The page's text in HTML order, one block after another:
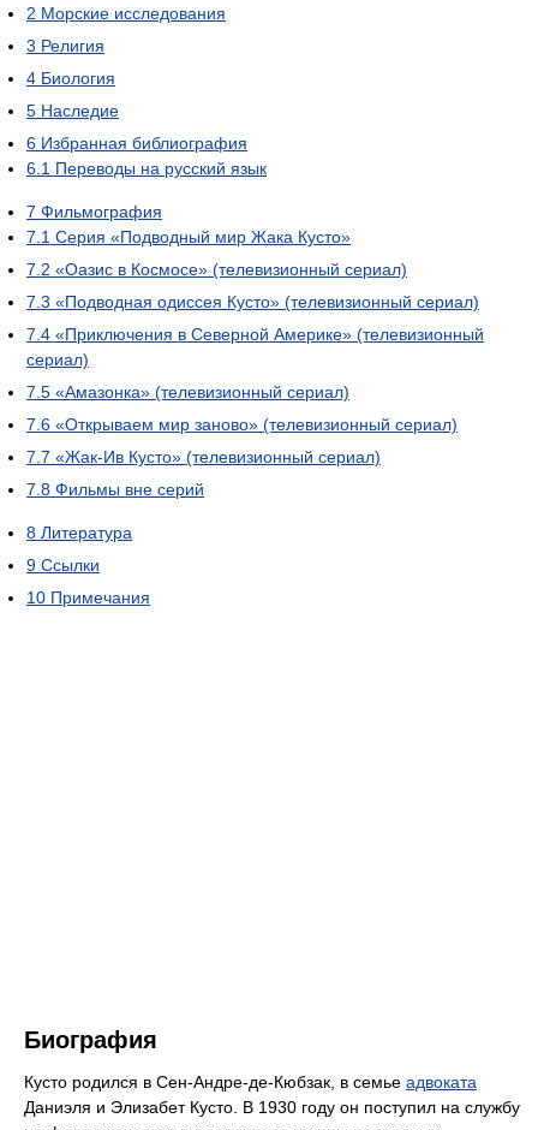
2 Морские исследования
3 Религия
4 Биология
5 Наследие
6 Избранная библиография
6.1 Переводы на русский язык
7 Фильмография
7.1 Серия «Подводный мир Жака Кусто»
7.2 «Оазис в Космосе» (телевизионный сериал)
7.3 «Подводная одиссея Кусто» (телевизионный сериал)
7.4 «Приключения в Северной Америке» (телевизионный
сериал)
7.5 «Амазонка» (телевизионный сериал)
7.6 «Открываем мир заново» (телевизионный сериал)
7.7 «Жак-Ив Кусто» (телевизионный сериал)
7.8 Фильмы вне серий
8 Литература
9 Ссылки
10 Примечания
Биография
Кусто родился в Сен-Андре-де-Кюбзак, в семье адвоката
Даниэля и Элизабет Кусто. В 1930 году он поступил на службу